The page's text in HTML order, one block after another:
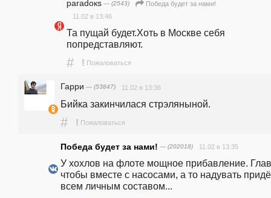
paradoкs — (2543)
Победа будет за нами!
11.02 в 13:46
Та пущай будет.Хоть в Москве себя
попредставляют.
# ! Пожаловаться
Гарри — (53847) 11.02 в 13:36
Бийка закинчилася стрэляныной.
# ! Пожаловаться
Победа будет за нами! — (202018) 11.02 в 13:35
У хохлов на флоте мощное прибавление.
чтобы вместе с насосами, а то надувать
всем личным составом...